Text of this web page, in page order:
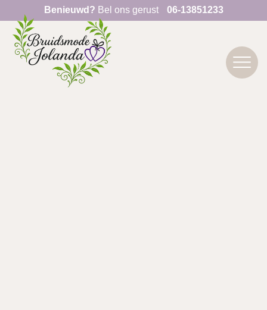
Benieuwd? Bel ons gerust 06-13851233